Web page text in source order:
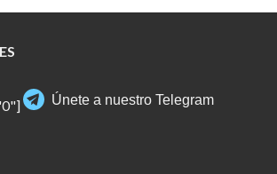
Únete a nuestro Telegram